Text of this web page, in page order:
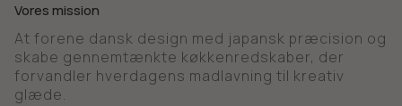
Vores mission
At forene dansk design med japansk præcision og
skabe gennemtænkte køkkenredskaber, der
forvandler hverdagens madlavning til kreativ
glæde.